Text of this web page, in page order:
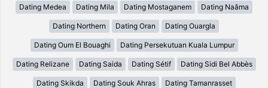
Dating Medea Dating Mila Dating Mostaganem Dating Naâma
Dating Northern Dating Oran Dating Ouargla
Dating Oum El Bouaghi Dating Persekutuan Kuala Lumpur
Dating Relizane Dating Saida Dating Sétif Dating Sidi Bel Abbès
Dating Skikda Dating Souk Ahras Dating Tamanrasset